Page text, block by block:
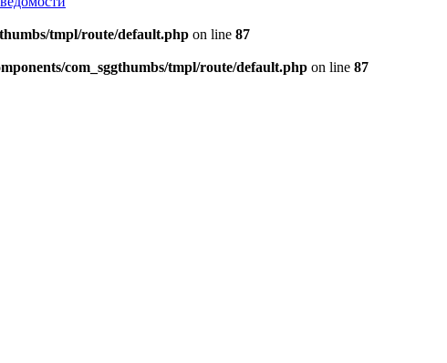
tmpl/route/default.php on line 87
com_sggthumbs/tmpl/route/default.php on line 87